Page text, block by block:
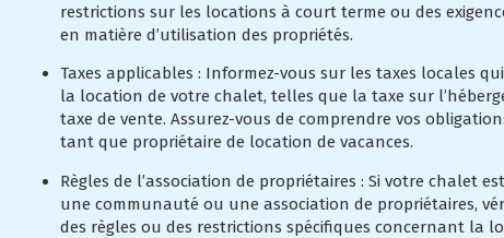
restrictions sur les locations à court terme ou des
en matière d’utilisation des propriétés.
Taxes applicables : Informez-vous sur les taxes locales
la location de votre chalet, telles que la taxe sur
taxe de vente. Assurez-vous de comprendre vos
tant que propriétaire de location de vacances.
Règles de l’association de propriétaires : Si votre chalet
une communauté ou une association de propriétaires,
des règles ou des restrictions spécifiques concernant la